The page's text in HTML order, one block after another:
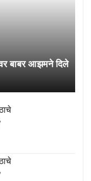
बाबर आझमने दिले